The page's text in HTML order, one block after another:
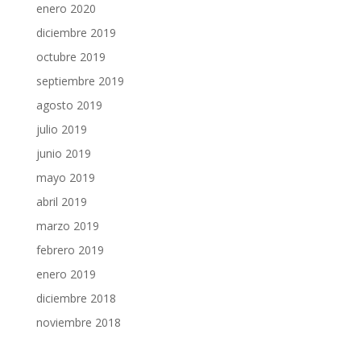
enero 2020
diciembre 2019
octubre 2019
septiembre 2019
agosto 2019
julio 2019
junio 2019
mayo 2019
abril 2019
marzo 2019
febrero 2019
enero 2019
diciembre 2018
noviembre 2018